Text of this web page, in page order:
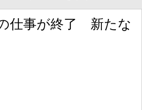
仕事が終了 新たな